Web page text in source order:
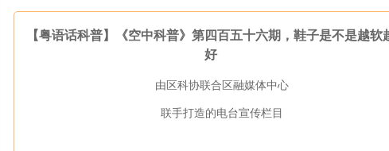
【粤语话科普】《空中科普》第四百五十六期，鞋子是不是越软
好
由区科协联合区融媒体中心
联手打造的电台宣传栏目